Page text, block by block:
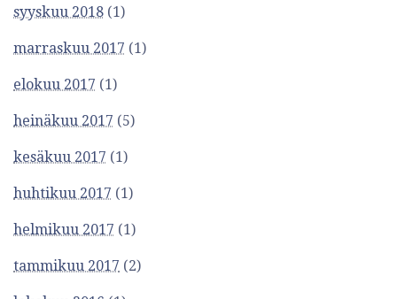
syyskuu 2018 (1)
marraskuu 2017 (1)
elokuu 2017 (1)
heinäkuu 2017 (5)
kesäkuu 2017 (1)
huhtikuu 2017 (1)
helmikuu 2017 (1)
tammikuu 2017 (2)